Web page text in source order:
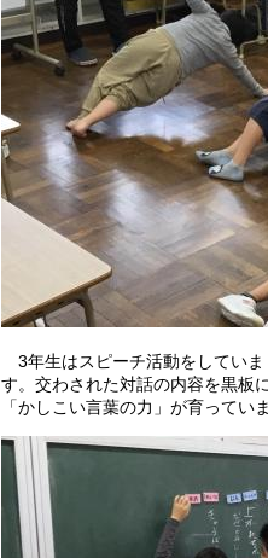
3年生はスピーチ活動をしていま
す。交わされた対話の内容を黒板
「かしこい言葉の力」が育っていま